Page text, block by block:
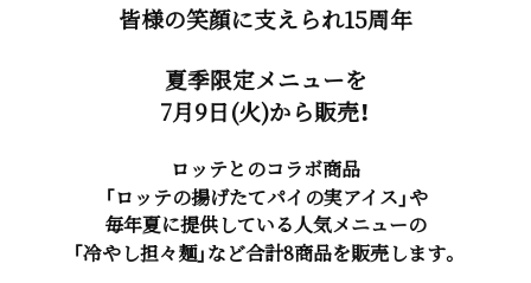
皆様の笑顔に支えられ15周年
夏季限定メニューを
7月9日(火)から販売！
ロッテとのコラボ商品
「ロッテの揚げたてパイの実アイス」や
毎年夏に提供している人気メニューの
「冷やし担々麺」など合計8商品を販売します。